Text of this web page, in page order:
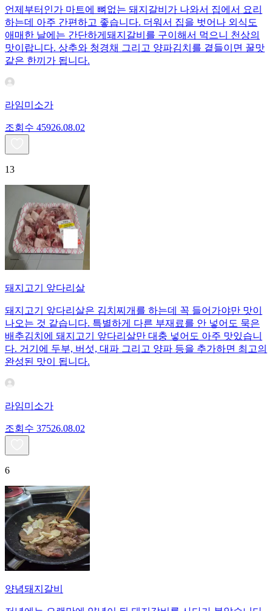
언제부터인가 마트에 뼈없는 돼지갈비가 나와서 집에서 요리
하는데 아주 간편하고 좋습니다. 더워서 집을 벗어나 외식도
애매한 날에는 간단하게돼지갈비를 구이해서 먹으니 천상의
맛이랍니다. 상추와 청경채 그리고 양파김치를 곁들이면 꿀맛
같은 한끼가 됩니다.
라임미소가
조회수 45926.08.02
13
돼지고기 앞다리살
돼지고기 앞다리살은 김치찌개를 하는데 꼭 들어가야만 맛이
나오는 것 같습니다. 특별하게 다른 부재료를 안 넣어도 묵은
배추김치에 돼지고기 앞다리살만 대충 넣어도 아주 맛있습니
다. 거기에 두부, 버섯, 대파 그리고 양파 등을 추가하면 최고의
완성된 맛이 됩니다.
라임미소가
조회수 37526.08.02
6
양념돼지갈비